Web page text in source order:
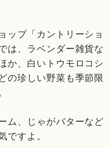
ップ「カントリーショ
は、ラベンダー雑貨な
か、白いトウモロコシ
の珍しい野菜も季節限
ム、じゃがバターなど
ですよ。